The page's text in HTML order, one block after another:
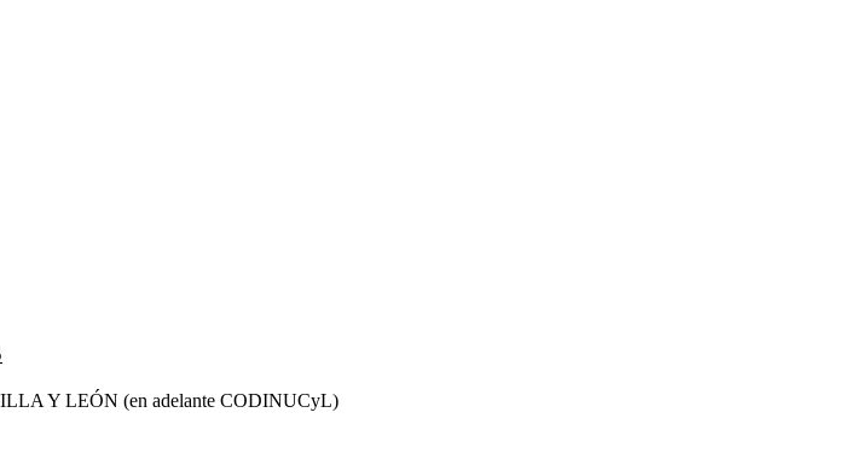
Y LEÓN (en adelante CODINUCyL)